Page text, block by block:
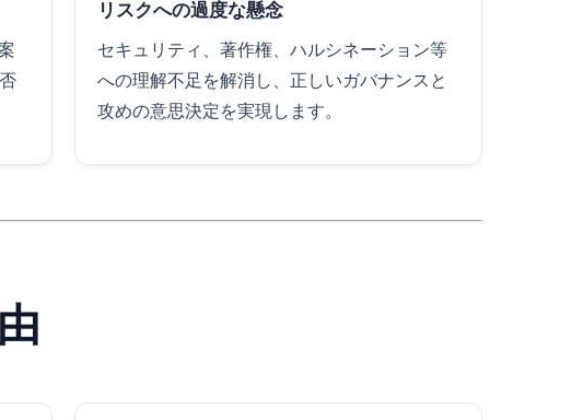
リスクへの過度な懸念
セキュリティ、著作権、ハルシネーション等
への理解不足を解消し、正しいガバナンスと
攻めの意思決定を実現します。